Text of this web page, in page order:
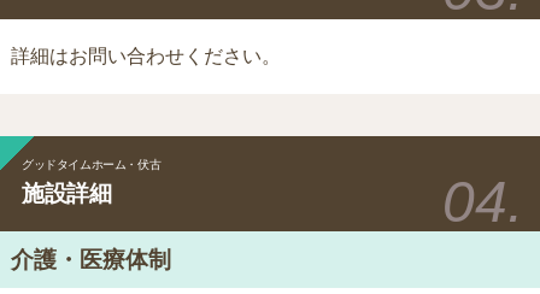
詳細はお問い合わせください。
グッドタイムホーム・伏古
施設詳細
介護・医療体制